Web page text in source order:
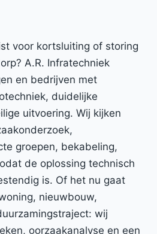
voor kortsluiting of storing
A.R. Infratechniek
en bedrijven met
duidelijke
uitvoering. Wij kijken
groepen, bekabeling,
de oplossing technisch
is. Of het nu gaat
nieuwbouw,
wij
oorzaakanalyse en een